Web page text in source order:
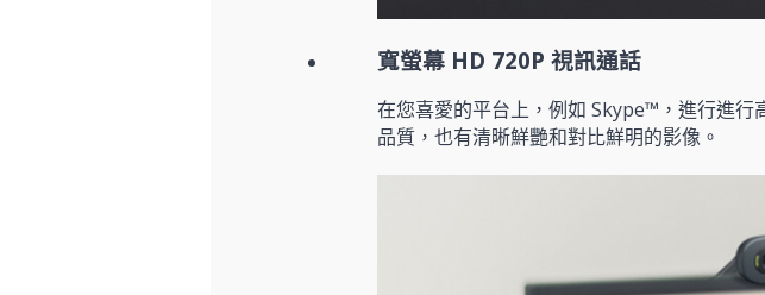
寬螢幕 HD 720P 視訊通話
在您喜愛的平台上，例如 Skype™，進行進
品質，也有清晰鮮艷和對比鮮明的影像。